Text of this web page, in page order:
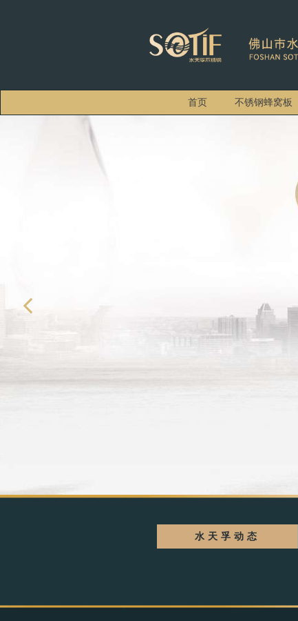
首页 不锈钢蜂窝板
水天孚动态